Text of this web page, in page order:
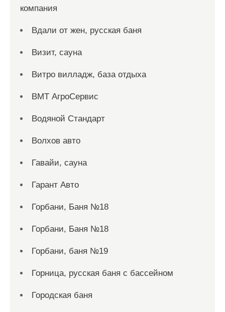
компания
Вдали от жен, русская баня
Визит, сауна
Витро вилладж, база отдыха
ВМТ АгроСервис
Водяной Стандарт
Волхов авто
Гавайи, сауна
Гарант Авто
Горбани, Баня №18
Горбани, Баня №18
Горбани, баня №19
Горница, русская баня с бассейном
Городская баня